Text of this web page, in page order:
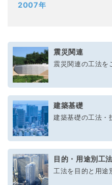
2007年
震災関連
震災関連の工法を
建築基礎
建築基礎の工法・
目的・用途別工法
工法を目的と用途